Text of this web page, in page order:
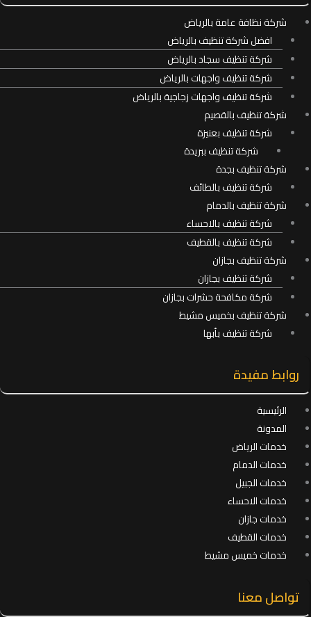
شركة نظافة عامة بالرياض
افضل شركة تنظيف بالرياض
شركة تنظيف سجاد بالرياض
شركة تنظيف واجهات بالرياض
شركة تنظيف واجهات زجاجية بالرياض
شركة تنظيف بالقصيم
شركة تنظيف بعنيزة
شركة تنظيف ببريدة
شركة تنظيف بجدة
شركة تنظيف بالطائف
شركة تنظيف بالدمام
شركة تنظيف بالاحساء
شركة تنظيف بالقطيف
شركة تنظيف بجازان
شركة تنظيف بجازان
شركة مكافحة حشرات بجازان
شركة تنظيف بخميس مشيط
شركة تنظيف بأبها
روابط مفيدة
الرئيسية
المدونة
خدمات الرياض
خدمات الدمام
خدمات الجبيل
خدمات الاحساء
خدمات جازان
خدمات القطيف
خدمات خميس مشيط
تواصل معنا